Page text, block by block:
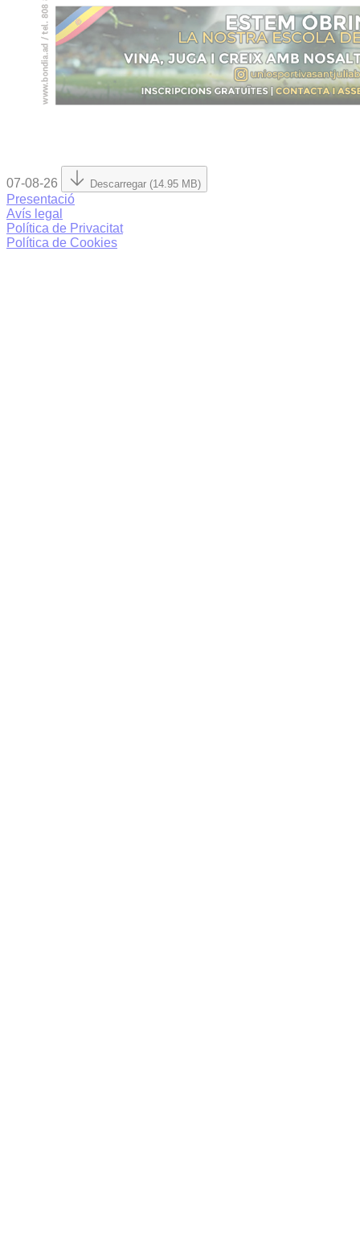
07-08-26 Descarregar (14.95 MB)
Presentació
Avís legal
Política de Privacitat
Política de Cookies